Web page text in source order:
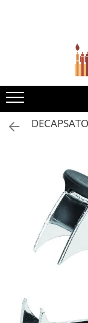
Hartie si articole
Hartie color pentru
Papetarie
Bloc Notes-uri
Bloc Notes-uri
Plicuri personalizate
Plicuri
Tipizate
personalizate